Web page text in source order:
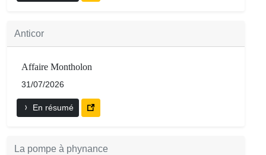
Anticor
Affaire Montholon
31/07/2026
En résumé
La pompe à phynance